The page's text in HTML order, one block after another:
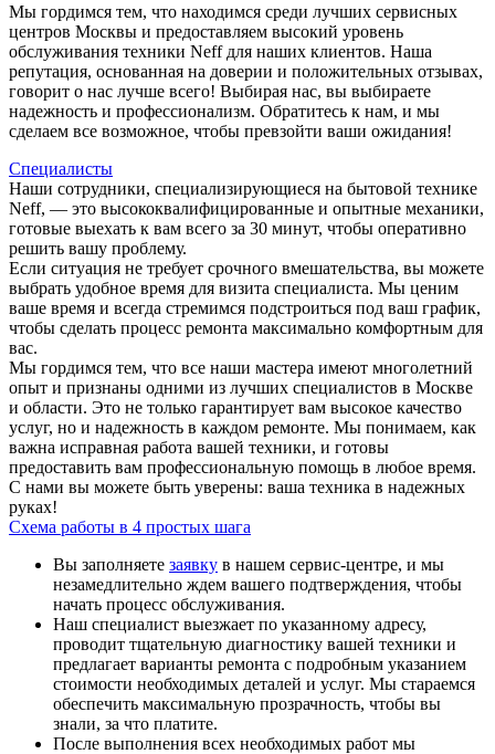
Мы гордимся тем, что находимся среди лучших сервисных
центров Москвы и предоставляем высокий уровень
обслуживания техники Neff для наших клиентов. Наша
репутация, основанная на доверии и положительных отзывах,
говорит о нас лучше всего! Выбирая нас, вы выбираете
надежность и профессионализм. Обратитесь к нам, и мы
сделаем все возможное, чтобы превзойти ваши ожидания!
Специалисты
Наши сотрудники, специализирующиеся на бытовой технике
Neff, — это высококвалифицированные и опытные механики,
готовые выехать к вам всего за 30 минут, чтобы оперативно
решить вашу проблему.
Если ситуация не требует срочного вмешательства, вы можете
выбрать удобное время для визита специалиста. Мы ценим
ваше время и всегда стремимся подстроиться под ваш график,
чтобы сделать процесс ремонта максимально комфортным для
вас.
Мы гордимся тем, что все наши мастера имеют многолетний
опыт и признаны одними из лучших специалистов в Москве
и области. Это не только гарантирует вам высокое качество
услуг, но и надежность в каждом ремонте. Мы понимаем, как
важна исправная работа вашей техники, и готовы
предоставить вам профессиональную помощь в любое время.
С нами вы можете быть уверены: ваша техника в надежных
руках!
Схема работы в 4 простых шага
Вы заполняете заявку в нашем сервис-центре, и мы
незамедлительно ждем вашего подтверждения, чтобы
начать процесс обслуживания.
Наш специалист выезжает по указанному адресу,
проводит тщательную диагностику вашей техники и
предлагает варианты ремонта с подробным указанием
стоимости необходимых деталей и услуг. Мы стараемся
обеспечить максимальную прозрачность, чтобы вы
знали, за что платите.
После выполнения всех необходимых работ мы